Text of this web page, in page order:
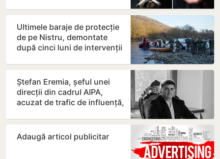
Ultimele baraje de protecție
de pe Nistru, demontate
după cinci luni de intervenții
Ștefan Eremia, șeful unei
direcții din cadrul AIPA,
acuzat de trafic de influență,
Adaugă articol publicitar